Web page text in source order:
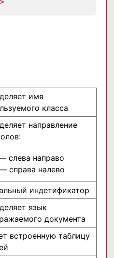
имя
класса
направление
слева направо
справа налево
индетификатор
язык
документа
встроенную таблицу